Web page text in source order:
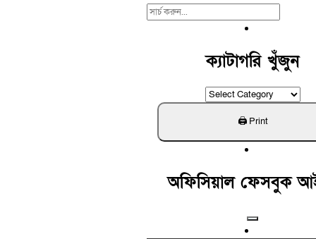
Search
ক্যাটাগরি খুঁজুন
ক্যাটাগরি
খুঁজুন
অফিসিয়াল ফেসবুক